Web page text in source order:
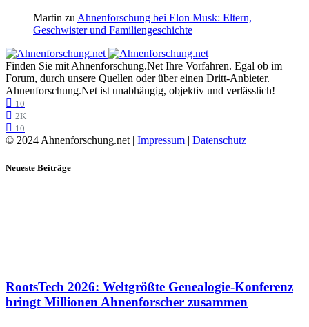
Martin zu Ahnenforschung bei Elon Musk: Eltern,
Geschwister und Familiengeschichte
Finden Sie mit Ahnenforschung.Net Ihre Vorfahren. Egal ob im
Forum, durch unsere Quellen oder über einen Dritt-Anbieter.
Ahnenforschung.Net ist unabhängig, objektiv und verlässlich!
10
2K
10
© 2024 Ahnenforschung.net | Impressum | Datenschutz
Neueste Beiträge
RootsTech 2026: Weltgrößte Genealogie-Konferenz
bringt Millionen Ahnenforscher zusammen